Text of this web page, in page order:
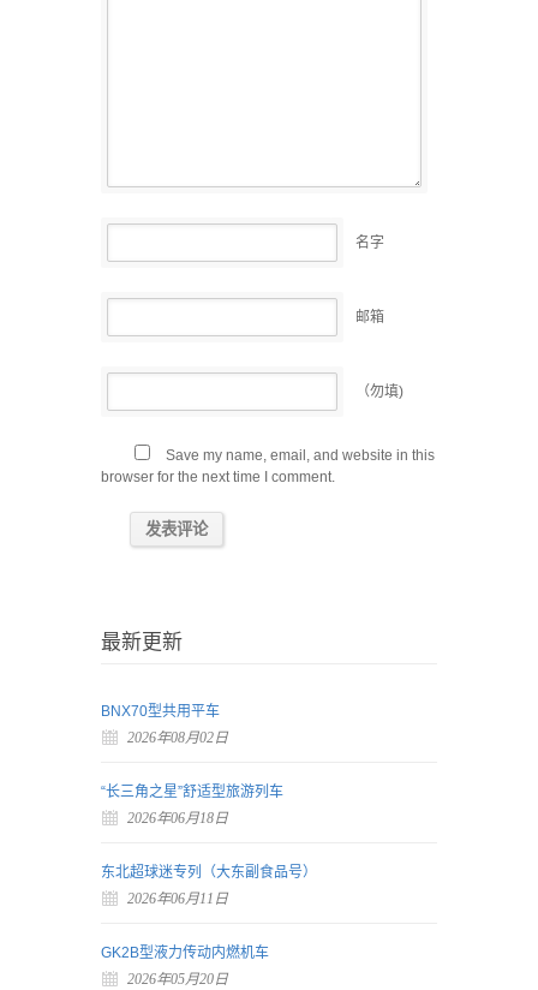
名字
邮箱
（勿填)
Save my name, email, and website in this
browser for the next time I comment.
最新更新
BNX70型共用平车
2026年08月02日
“长三角之星”舒适型旅游列车
2026年06月18日
东北超球迷专列（大东副食品号）
2026年06月11日
GK2B型液力传动内燃机车
2026年05月20日